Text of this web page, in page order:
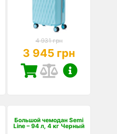
4 931 грн
3 945 грн
Большой чемодан Semi
Line – 94 л, 4 кг Черный